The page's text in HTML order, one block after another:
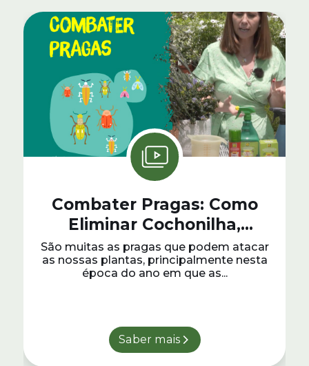
Combater Pragas: Como
Eliminar Cochonilha,
Pulgões, Aranhiço
Vermelho e Mosquinha
São muitas as pragas que podem atacar
as nossas plantas, principalmente nesta
época do ano em que as...
Saber mais